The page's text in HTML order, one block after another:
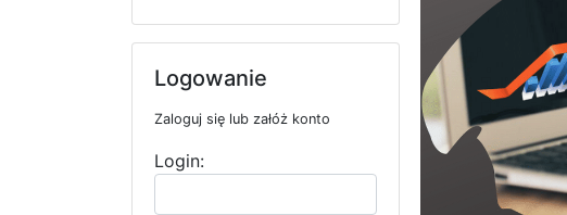
Logowanie
Zaloguj się lub załóż konto
Login: